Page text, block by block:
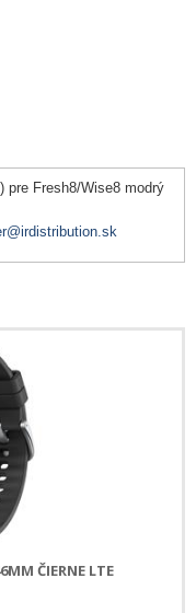
pre Fresh8/Wise8 modrý
ČIERNE LTE